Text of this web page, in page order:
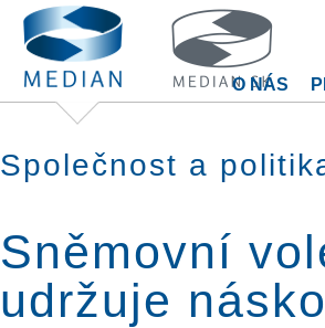
O NÁS
Společnost a
Sněmovní
udržuje